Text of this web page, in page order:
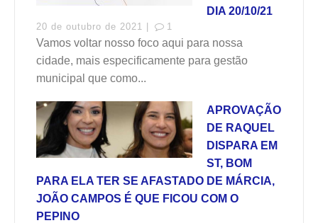
DIA 20/10/21
20 de outubro de 2021 | 1
Vamos voltar nosso foco aqui para nossa
cidade, mais especificamente para gestão
municipal que como...
APROVAÇÃO
DE RAQUEL
DISPARA EM
ST, BOM
PARA ELA TER SE AFASTADO DE MÁRCIA,
JOÃO CAMPOS É QUE FICOU COM O
PEPINO